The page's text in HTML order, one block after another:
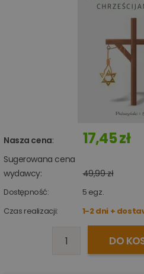
Nasza cena: 17,45 zł
Sugerowana cena
wydawcy:
49,99 zł
Dostępność: 5 egz.
Czas realizacji:
1-2 dni +
DO